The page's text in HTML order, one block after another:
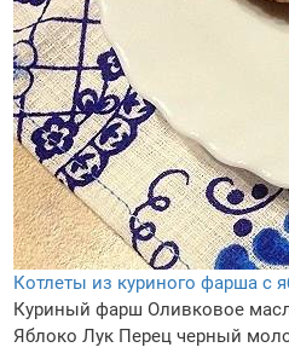
Котлеты из куриного фарша с
Куриный фарш Оливковое
Яблоко Лук Перец черный